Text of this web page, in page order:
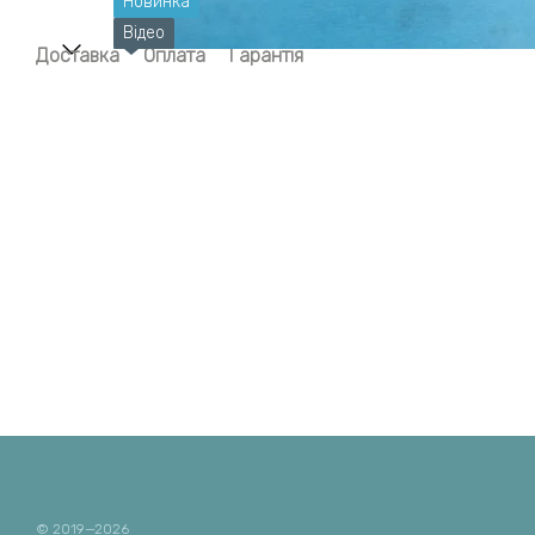
Відео
Доставка Оплата Гарантія
© 2019—2026